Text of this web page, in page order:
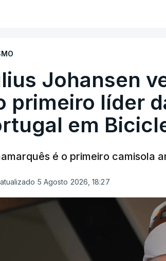
Johansen
primeiro líder
em
é o primeiro camisola
atualizado 5 Agosto 2026, 18:27